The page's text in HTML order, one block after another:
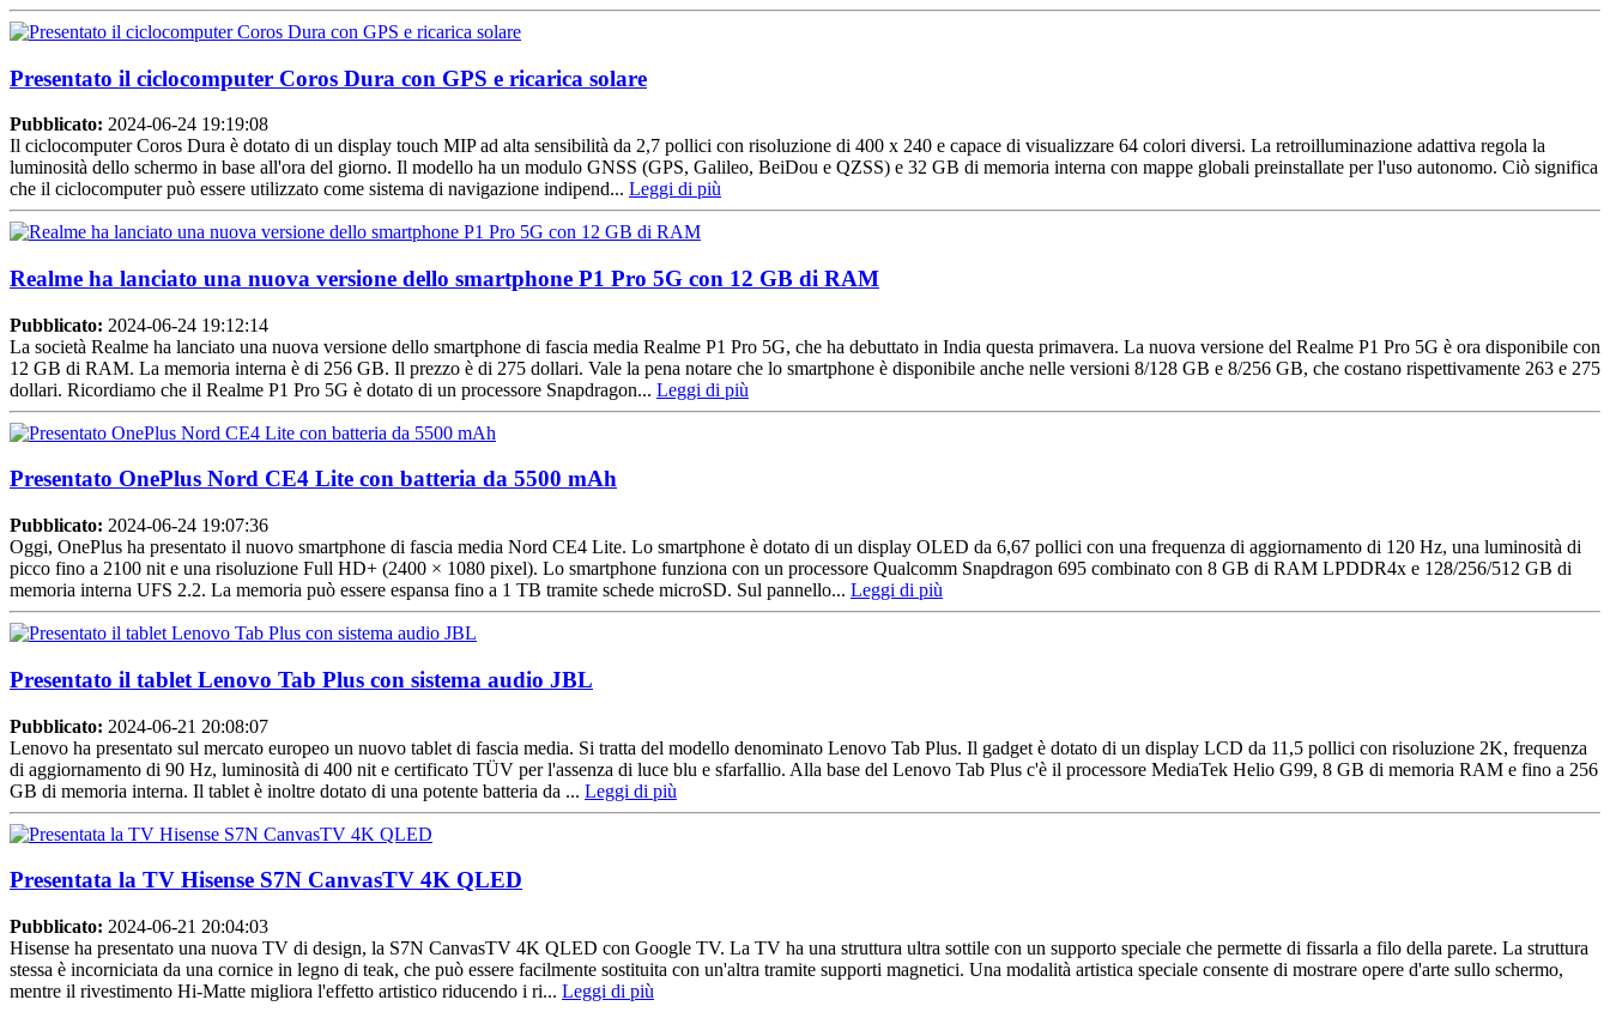
Presentato il ciclocomputer Coros Dura con GPS e ricarica solare
Pubblicato: 2024-06-24 19:19:08
Il ciclocomputer Coros Dura è dotato di un display touch MIP ad alta sensibilità da 2,7 pollici con risoluzione di 400 x 240 e capace di visualizzare 64 colori diversi. La retroilluminazione adattiva regola la
luminosità dello schermo in base all'ora del giorno. Il modello ha un modulo GNSS (GPS, Galileo, BeiDou e QZSS) e 32 GB di memoria interna con mappe globali preinstallate per l'uso autonomo. Ciò significa
che il ciclocomputer può essere utilizzato come sistema di navigazione indipend... Leggi di più
Realme ha lanciato una nuova versione dello smartphone P1 Pro 5G con 12 GB di RAM
Pubblicato: 2024-06-24 19:12:14
La società Realme ha lanciato una nuova versione dello smartphone di fascia media Realme P1 Pro 5G, che ha debuttato in India questa primavera. La nuova versione del Realme P1 Pro 5G è ora disponibile con
12 GB di RAM. La memoria interna è di 256 GB. Il prezzo è di 275 dollari. Vale la pena notare che lo smartphone è disponibile anche nelle versioni 8/128 GB e 8/256 GB, che costano rispettivamente 263 e 275
dollari. Ricordiamo che il Realme P1 Pro 5G è dotato di un processore Snapdragon... Leggi di più
Presentato OnePlus Nord CE4 Lite con batteria da 5500 mAh
Pubblicato: 2024-06-24 19:07:36
Oggi, OnePlus ha presentato il nuovo smartphone di fascia media Nord CE4 Lite. Lo smartphone è dotato di un display OLED da 6,67 pollici con una frequenza di aggiornamento di 120 Hz, una luminosità di
picco fino a 2100 nit e una risoluzione Full HD+ (2400 × 1080 pixel). Lo smartphone funziona con un processore Qualcomm Snapdragon 695 combinato con 8 GB di RAM LPDDR4x e 128/256/512 GB di
memoria interna UFS 2.2. La memoria può essere espansa fino a 1 TB tramite schede microSD. Sul pannello... Leggi di più
Presentato il tablet Lenovo Tab Plus con sistema audio JBL
Pubblicato: 2024-06-21 20:08:07
Lenovo ha presentato sul mercato europeo un nuovo tablet di fascia media. Si tratta del modello denominato Lenovo Tab Plus. Il gadget è dotato di un display LCD da 11,5 pollici con risoluzione 2K, frequenza
di aggiornamento di 90 Hz, luminosità di 400 nit e certificato TÜV per l'assenza di luce blu e sfarfallio. Alla base del Lenovo Tab Plus c'è il processore MediaTek Helio G99, 8 GB di memoria RAM e fino a 256
GB di memoria interna. Il tablet è inoltre dotato di una potente batteria da ... Leggi di più
Presentata la TV Hisense S7N CanvasTV 4K QLED
Pubblicato: 2024-06-21 20:04:03
Hisense ha presentato una nuova TV di design, la S7N CanvasTV 4K QLED con Google TV. La TV ha una struttura ultra sottile con un supporto speciale che permette di fissarla a filo della parete. La struttura
stessa è incorniciata da una cornice in legno di teak, che può essere facilmente sostituita con un'altra tramite supporti magnetici. Una modalità artistica speciale consente di mostrare opere d'arte sullo schermo,
mentre il rivestimento Hi-Matte migliora l'effetto artistico riducendo i ri... Leggi di più